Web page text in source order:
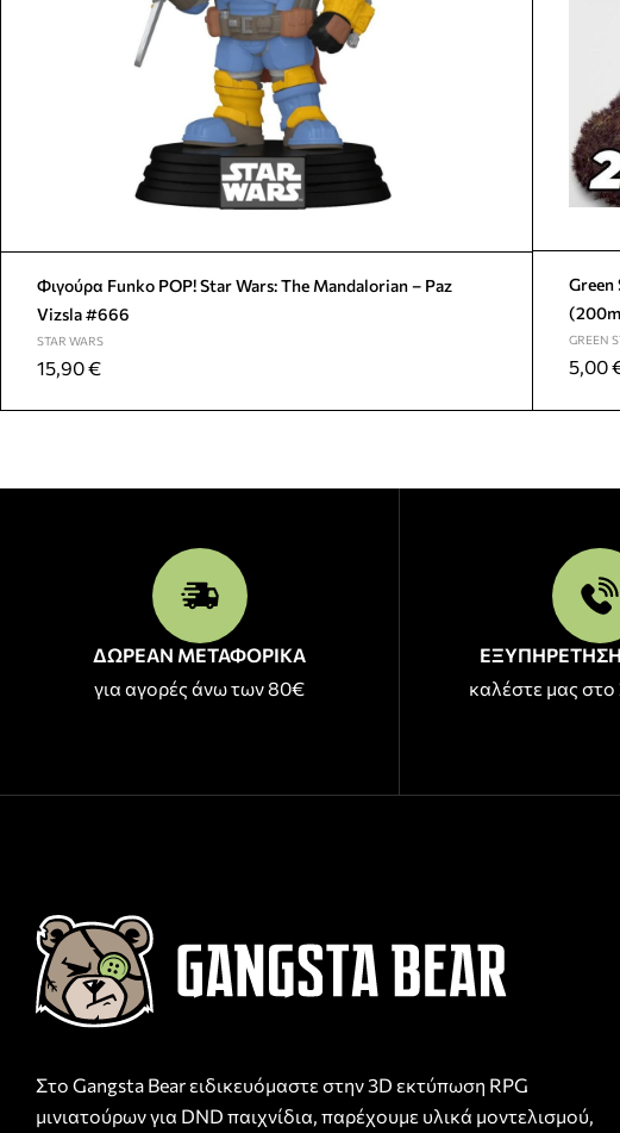
Φιγούρα Funko POP! Star Wars: The Mandalorian – Paz
Vizsla #666
STAR WARS
15,90€
Green
GREEN
5,00
ΔΩΡΕΑΝ ΜΕΤΑΦΟΡΙΚΑ
για αγορές άνω των 80€
καλέστε μας
Στο Gangsta Bear ειδικευόμαστε στην 3D εκτύπωση RPG
μινιατούρων για DND παιχνίδια, παρέχουμε υλικά μοντελισμού,